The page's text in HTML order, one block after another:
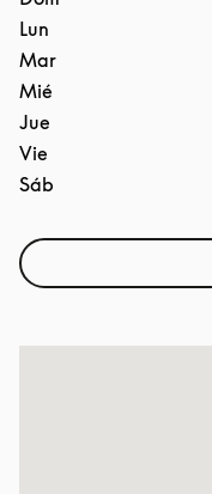
Lun
Mar
Mié
Jue
Vie
Sáb